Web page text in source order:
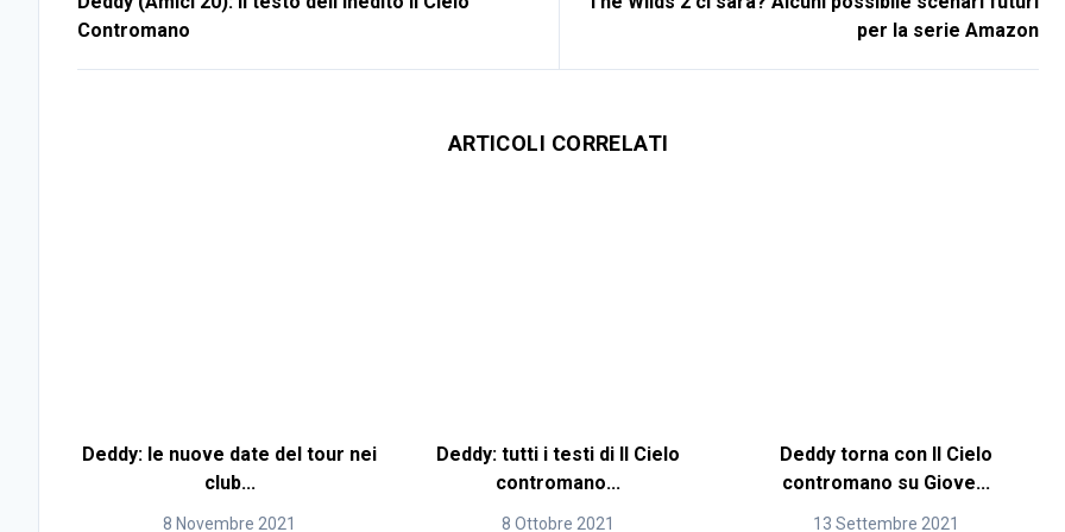
Contromano
per la serie Amazon
ARTICOLI CORRELATI
Deddy: le nuove date del tour nei
club...
8 Novembre 2021
Deddy: tutti i testi di Il Cielo
contromano...
8 Ottobre 2021
Deddy torna con Il Cielo
contromano su Giove...
13 Settembre 2021